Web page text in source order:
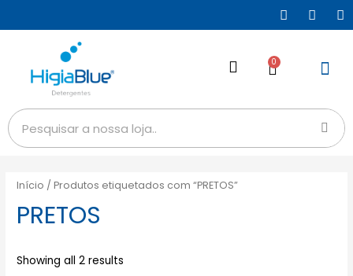
0
Início / Produtos etiquetados com “PRETOS”
PRETOS
Showing all 2 results